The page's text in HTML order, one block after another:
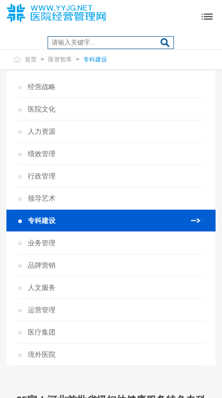
首页 > 医管智库 > 专科建设
经营战略
医院文化
人力资源
绩效管理
行政管理
领导艺术
专科建设
业务管理
品牌营销
人文服务
运营管理
医疗集团
境外医院